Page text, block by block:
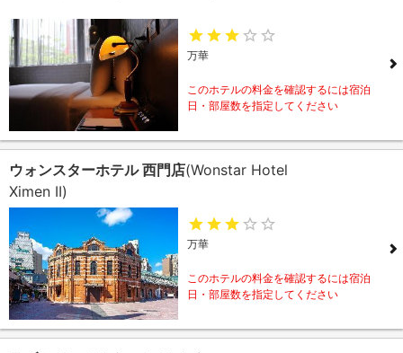
万華
このホテルの料金を確認するには宿泊
日・部屋数を指定してください
ウォンスターホテル 西門店(Wonstar Hotel
Ximen II)
万華
このホテルの料金を確認するには宿泊
日・部屋数を指定してください